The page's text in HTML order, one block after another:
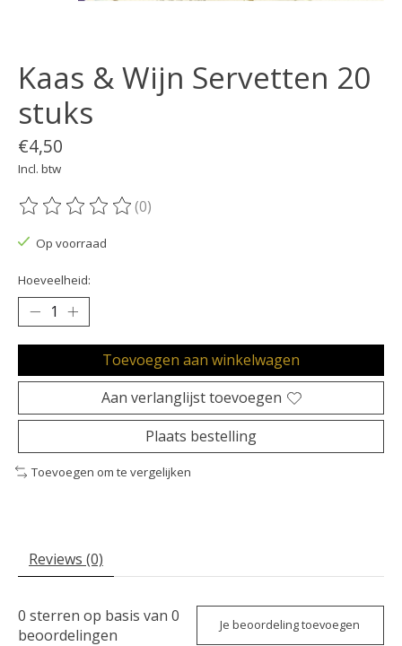
Kaas & Wijn Servetten 20
stuks
€4,50
Incl. btw
De beoordeling van dit product is
(0)
Op voorraad
Hoeveelheid:
Toevoegen aan winkelwagen
Aan verlanglijst toevoegen
Plaats bestelling
Toevoegen om te vergelijken
Reviews (0)
0 sterren op basis van 0
beoordelingen
Je beoordeling toevoegen